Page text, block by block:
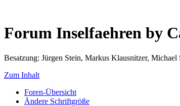
Forum Inselfaehren by
Besatzung: Jürgen Stein, Markus Klausnitzer,
Zum Inhalt
Foren-Übersicht
Ändere Schriftgröße